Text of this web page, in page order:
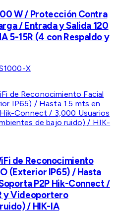
W / Protección Contra
/ Entrada y Salida 120
5-15R (4 con Respaldo y
X
de Reconocimiento
(Exterior IP65) / Hasta
P2P Hik-Connect /
y Videoportero
/ HIK-IA